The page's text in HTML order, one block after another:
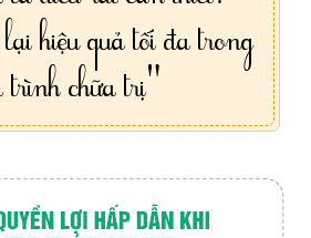
hiệu quả tối đa trong
trình chữa trị"